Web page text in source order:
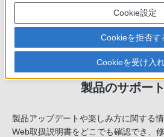
製品のサポー
製品アップデートや楽しみ方に関する
Web取扱説明書をどこでも確認でき、
Cookie設定
Cookieを拒否す
Cookieを受け入